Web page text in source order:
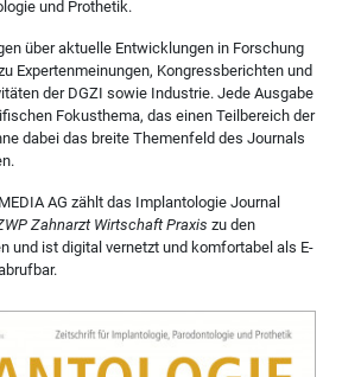
und Prothetik.
über aktuelle Entwicklungen in Forschung
Expertenmeinungen, Kongressberichten und
der DGZI sowie Industrie. Jede Ausgabe
Fokusthema, das einen Teilbereich der
dabei das breite Themenfeld des Journals
AG zählt das Implantologie Journal
Zahnarzt Wirtschaft Praxiszu den
und ist digital vernetzt und komfortabel als E-